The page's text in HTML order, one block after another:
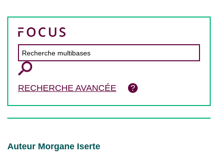
RECHERCHE AVANCÉE
Auteur Morgane Iserte